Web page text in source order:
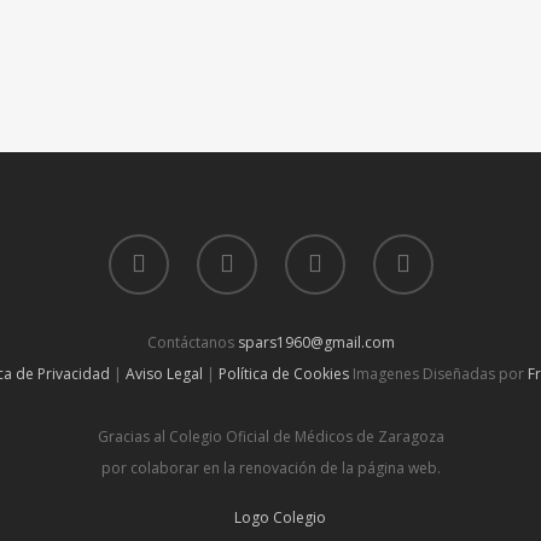
Contáctanos spars1960@gmail.com
de Privacidad | Aviso Legal | Política de Cookies Imagenes Diseñadas por
Gracias al Colegio Oficial de Médicos de Zaragoza
por colaborar en la renovación de la página web.